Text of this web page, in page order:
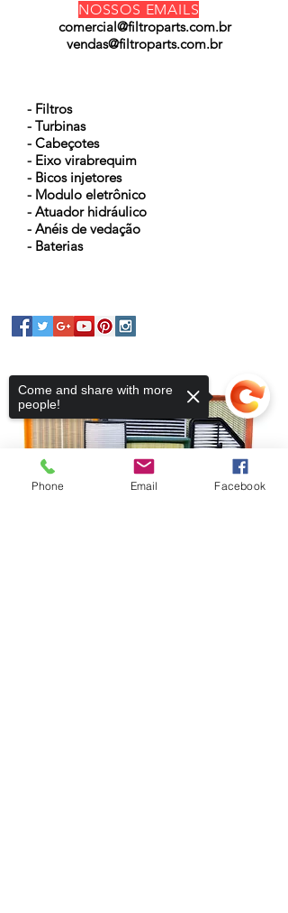
NOSSOS EMAILS
comercial@filtroparts.com.br
vendas@filtroparts.com.br
- Filtros
- Turbinas
- Cabeçotes
- Eixo virabrequim
- Bicos injetores
- Modulo eletrônico
- Atuador hidráulico
- Anéis de vedação
- Baterias
Phone Email Facebook
Come and share with more
people!